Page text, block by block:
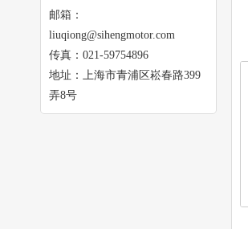
邮箱：
liuqiong@sihengmotor.com
传真：021-59754896
地址：上海市青浦区崧春路399
弄8号